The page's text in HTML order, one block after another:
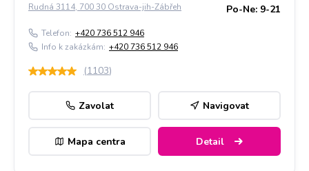
Rudná 3114, 700 30 Ostrava-jih-Zábřeh Po-Ne: 9-21
Telefon: +420 736 512 946
Info k zakázkám: +420 736 512 946
(1103)
Zavolat Navigovat
Mapa centra Detail